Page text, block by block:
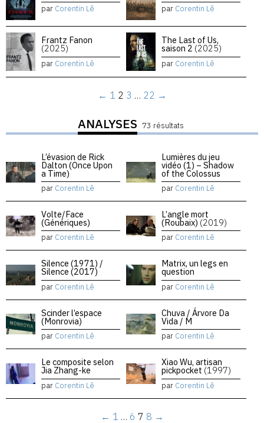
par Corentin Lê par Corentin Lê
Frantz Fanon
(2025)
par Corentin Lê
The Last of Us,
saison 2 (2025)
par Corentin Lê
← 1 2 3 … 22 →
ANALYSES 73 résultats
L’évasion de Rick
Dalton (Once Upon
a Time)
par Corentin Lê
Lumières du jeu
vidéo (1) – Shadow
of the Colossus
par Corentin Lê
Volte/Face
(Génériques)
par Corentin Lê
L’angle mort
(Roubaix) (2019)
par Corentin Lê
Silence (1971) /
Silence (2017)
par Corentin Lê
Matrix, un legs en
question
par Corentin Lê
Scinder l’espace
(Monrovia)
par Corentin Lê
Chuva / Árvore Da
Vida / M
par Corentin Lê
Le composite selon
Jia Zhang-ke
par Corentin Lê
Xiao Wu, artisan
pickpocket (1997)
par Corentin Lê
← 1 … 6 7 8 →